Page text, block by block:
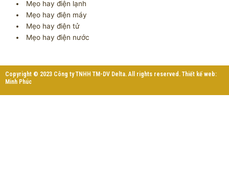
Mẹo hay điện lạnh
Mẹo hay điện máy
Mẹo hay điện tử
Mẹo hay điện nước
Copyright © 2023 Công ty TNHH TM-DV Delta. All rights reserved. Thiết kế web:
Minh Phúc